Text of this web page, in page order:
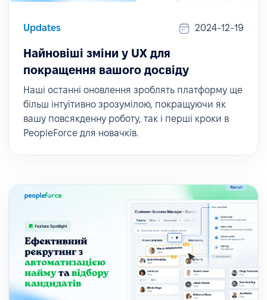
Updates 2024-12-19
Найновіші зміни у UX для
покращення вашого досвіду
Наші останні оновлення зроблять платформу ще
більш інтуїтивно зрозумілою, покращуючи як
вашу повсякденну роботу, так і перші кроки в
PeopleForce для новачків.